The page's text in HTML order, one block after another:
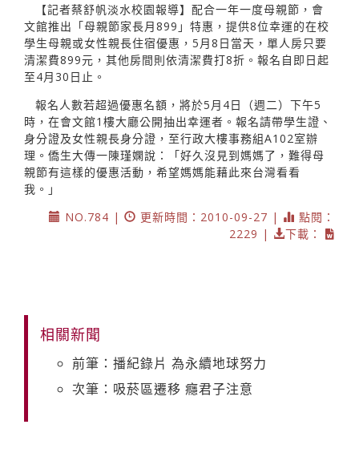
【記者蔡舒帆淡水校園報導】配合一年一度母親節，會
文館推出「母親節家長月899」特惠，提供8位幸運的在校
學生母親或女性親長住宿優惠，5月8日當天，單人房只要
清潔費899元，其他房間則依清潔費打8折。報名自即日起
至4月30日止。
報名人數若超過優惠名額，將於5月4日（週二）下午5
時，在會文館1樓大廳公開抽出幸運者。報名請帶學生證、
身分證及女性親長身分證，至行政大樓事務組A102室辦
理。僑生大傳一陳瑾嫻說：「好久沒見到媽媽了，難得母
親節有這樣的優惠活動，希望媽媽能藉此來台灣看看
我。」
NO.784 |
更新時間：2010-09-27 |
點閱：
2229 |
下載：
相關新聞
前筆：播紀錄片 為永續地球努力
次筆：吸菸區遷移 癮君子注意